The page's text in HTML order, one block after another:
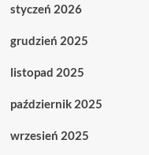
styczeń 2026
grudzień 2025
listopad 2025
październik 2025
wrzesień 2025